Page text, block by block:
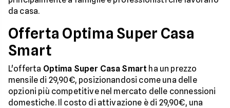
da casa.
Offerta Optima Super Casa
Smart
L'offerta Optima Super Casa Smart ha un prezzo
mensile di 29,90€, posizionandosi come una delle
opzioni più competitive nel mercato delle connessioni
domestiche. Il costo di attivazione è di 29,90€, una